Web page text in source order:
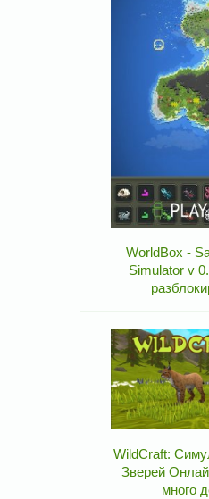
WorldBox -
Simulator v
WildCraft:
Зверей
много